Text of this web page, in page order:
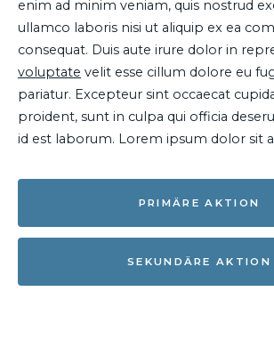
enim ad minim veniam, quis nostrud
ullamco laboris nisi ut aliquip ex ea
consequat. Duis aute irure dolor in
voluptate velit esse cillum dolore eu
pariatur. Excepteur sint occaecat
proident, sunt in culpa qui officia
id est laborum. Lorem ipsum dolor sit
PRIMÄRE AKTION
SEKUNDÄRE AKTION